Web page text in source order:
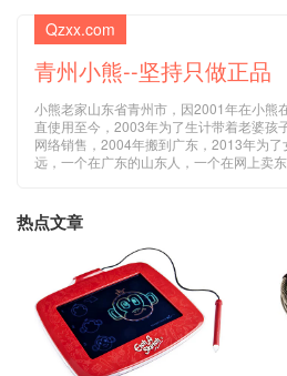
Qzxx.com
青州小熊--坚持只做正品
小熊老家山东省青州市，因2001年在小熊
直使用至今，2003年为了生计带着老婆孩
网络销售，2004年搬到广东，2013年为
远，一个在广东的山东人，一个在网上卖
热点文章